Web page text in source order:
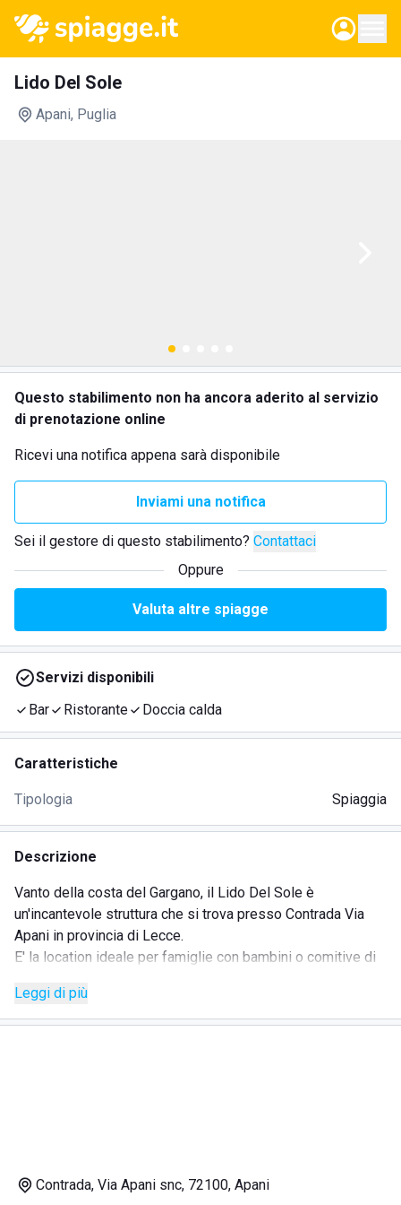
Lido Del Sole
Apani, Puglia
Questo stabilimento non ha ancora aderito al servizio
di prenotazione online
Ricevi una notifica appena sarà disponibile
Inviami una notifica
Sei il gestore di questo stabilimento? Contattaci
Oppure
Valuta altre spiagge
Servizi disponibili
Bar
Ristorante Doccia calda
Caratteristiche
Tipologia Spiaggia
Descrizione
Vanto della costa del Gargano, il Lido Del Sole è
un'incantevole struttura che si trova presso Contrada Via
Apani in provincia di Lecce.
E' la location ideale per famiglie con bambini o comitive di
limpidissime, amano essere circondati dalla natura in un
contesto piacevole e tranquillo.
appagante sotto tutti i punti di vista.
Leggi di più
Contrada, Via Apani snc, 72100, Apani